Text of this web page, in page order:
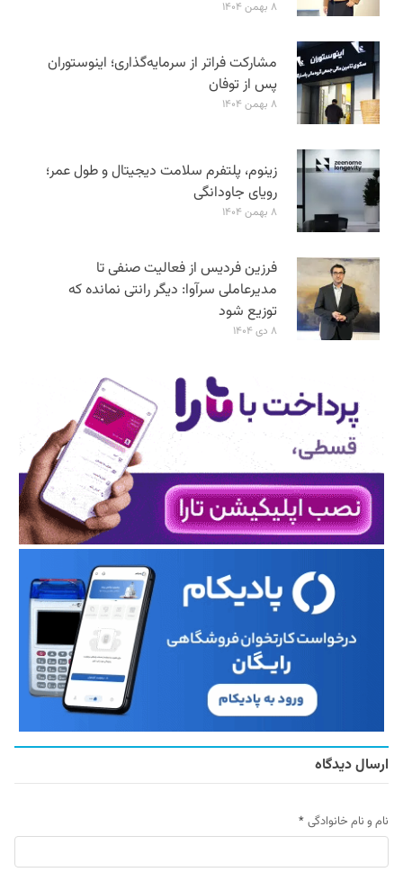
۸ بهمن ۱۴۰۴
مشارکت فراتر از سرمایه‌گذاری؛ اینوستوران
پس از توفان
۸ بهمن ۱۴۰۴
زینوم، پلتفرم سلامت دیجیتال و طول عمر؛
رویای جاودانگی
۸ بهمن ۱۴۰۴
فرزین فردیس از فعالیت صنفی تا
مدیرعاملی سرآوا: دیگر رانتی نمانده که
توزیع شود
۸ دی ۱۴۰۴
ارسال دیدگاه
نام و نام خانوادگی *